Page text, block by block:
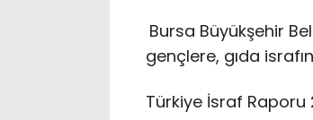
Bursa Büyükşehir
gençlere, gıda
Türkiye İsraf Raporu